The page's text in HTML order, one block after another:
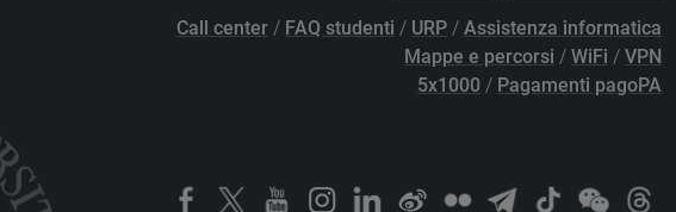
Call center / FAQ studenti / URP / Assistenza informatica
Mappe e percorsi / WiFi / VPN
5x1000 / Pagamenti pagoPA